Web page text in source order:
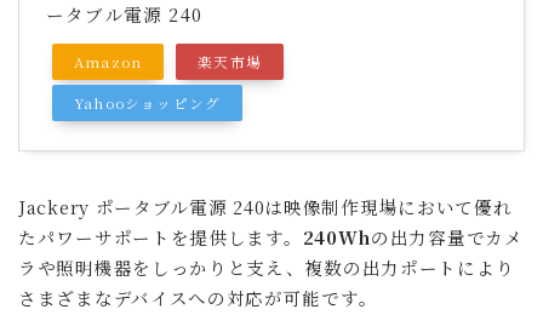
ータブル電源 240
Amazon 楽天市場
Yahooショッピング
Jackery ポータブル電源 240は映像制作現場において優れ
たパワーサポートを提供します。 240Whの出力容量でカメ
ラや照明機器をしっかりと支え、複数の出力ポートにより
さまざまなデバイスへの対応が可能です。